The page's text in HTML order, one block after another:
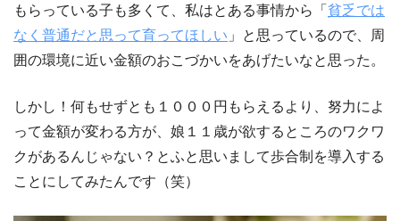
もらっている子も多くて、私はとある事情から「 貧乏では
なく普通だと思って育ってほしい 」と思っているので、周
囲の環境に近い金額のおこづかいをあげたいなと思った。
しかし！何もせずとも１０００円もらえるより、努力によ
って金額が変わる方が、娘１１歳が欲するところのワクワ
クがあるんじゃない？とふと思いまして歩合制を導入する
ことにしてみたんです（笑）